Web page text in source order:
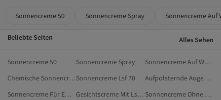
Sonnencreme 50 Sonnencreme Spray Sonnencreme Auf
Beliebte Seiten Alles Sehen
Sonnencreme 50 Sonnencreme Spray
Sonnencreme Auf Wasserbasis
Chemische SonnencremeSonnencreme Lsf 70
Aufpolsternde Augencreme
Sonnencreme Für Empfindliche Haut
Gesichtscreme Mit Lsf 30
Sonnencreme Ohne Alkohol